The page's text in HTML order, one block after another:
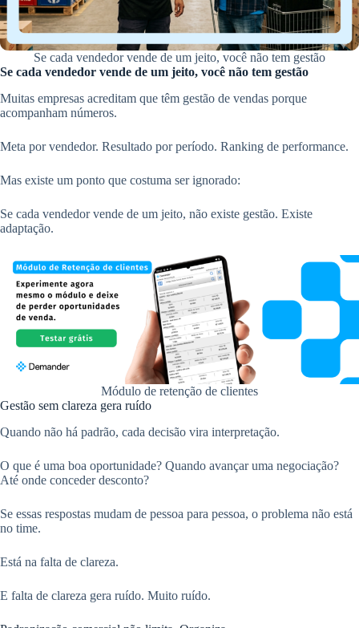
Se cada vendedor vende de um jeito, você não tem gestão
Se cada vendedor vende de um jeito, você não tem gestão
Muitas empresas acreditam que têm gestão de vendas porque
acompanham números.
Meta por vendedor. Resultado por período. Ranking de performance.
Mas existe um ponto que costuma ser ignorado:
Se cada vendedor vende de um jeito, não existe gestão. Existe
adaptação.
Módulo de retenção de clientes
Gestão sem clareza gera ruído
Quando não há padrão, cada decisão vira interpretação.
O que é uma boa oportunidade? Quando avançar uma negociação?
Até onde conceder desconto?
Se essas respostas mudam de pessoa para pessoa, o problema não está
no time.
Está na falta de clareza.
E falta de clareza gera ruído. Muito ruído.